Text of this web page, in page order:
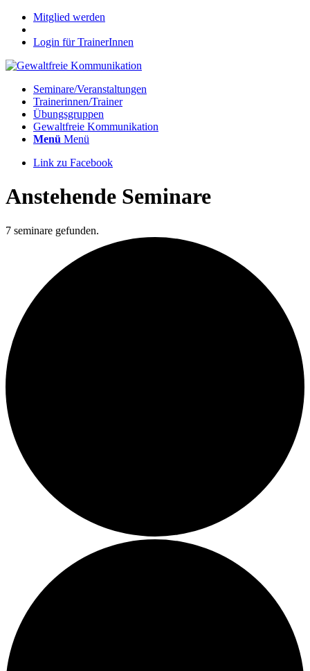
Mitglied werden
Login für TrainerInnen
Seminare/Veranstaltungen
Trainerinnen/Trainer
Übungsgruppen
Gewaltfreie Kommunikation
Menü Menü
Link zu Facebook
Anstehende Seminare
7 seminare gefunden.